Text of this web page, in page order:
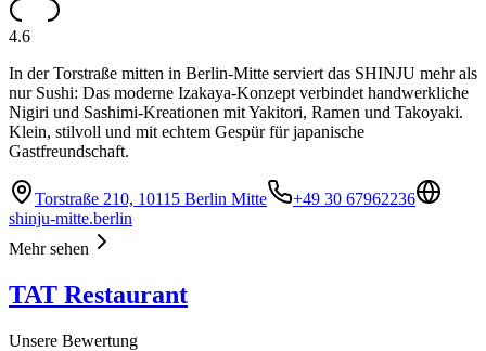
4.6
In der Torstraße mitten in Berlin-Mitte serviert das SHINJU mehr als
nur Sushi: Das moderne Izakaya-Konzept verbindet handwerkliche
Nigiri und Sashimi-Kreationen mit Yakitori, Ramen und Takoyaki.
Klein, stilvoll und mit echtem Gespür für japanische
Gastfreundschaft.
Torstraße 210, 10115 Berlin Mitte
+49 30 67962236
shinju-mitte.berlin
Mehr sehen
TAT Restaurant
Unsere Bewertung